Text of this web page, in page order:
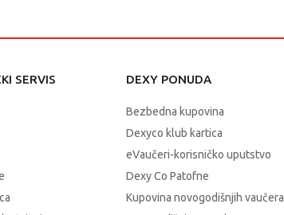
SERVIS DEXY PONUDA
Bezbedna kupovina
Dexyco klub kartica
eVaučeri-korisničko uputstvo
Dexy Co Patofne
Kupovina novogodišnjih vaučera